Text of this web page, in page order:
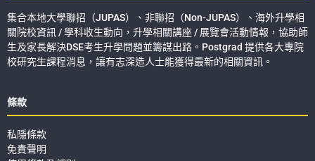
集合本地大學聯招（JUPAS）、非聯招（Non-JUPAS）、海外升學相
關院校資訊 / 學科收生動向，升學相關講座 / 展覽會活動情報，協助師
生及家長解決DSE考生升學問題並籌謀出路。Postgrad 提供各大專院
校研究生課程消息，讓有志深造人士能獲得最新的相關資訊。
條款
私隱條款
免責聲明